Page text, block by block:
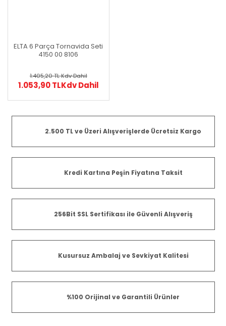
ELTA 6 Parça Tornavida Seti
4150 00 8106
1.405,20 TLKdv Dahil
1.053,90 TLKdv Dahil
2.500 TL ve Üzeri Alışverişlerde Ücretsiz Kargo
Kredi Kartına Peşin Fiyatına Taksit
256Bit SSL Sertifikası ile Güvenli Alışveriş
Kusursuz Ambalaj ve Sevkiyat Kalitesi
%100 Orijinal ve Garantili Ürünler